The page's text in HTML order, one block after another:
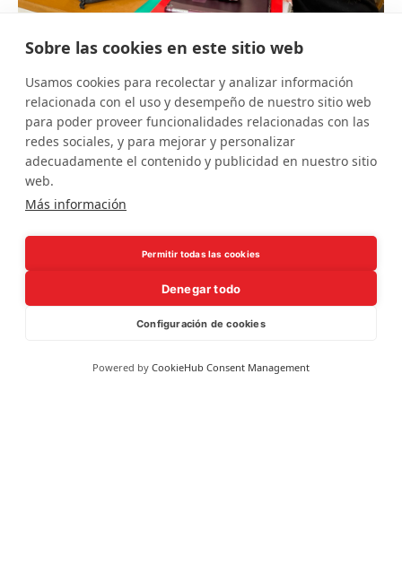
Sobre las cookies en este sitio web
Usamos cookies para recolectar y analizar información
relacionada con el uso y desempeño de nuestro sitio web
para poder proveer funcionalidades relacionadas con las
redes sociales, y para mejorar y personalizar
adecuadamente el contenido y publicidad en nuestro sitio
web.
Más información
Permitir todas las cookies
Denegar todo
Configuración de cookies
Powered by CookieHub Consent Management